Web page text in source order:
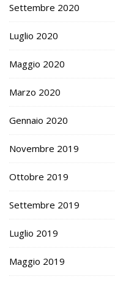
Settembre 2020
Luglio 2020
Maggio 2020
Marzo 2020
Gennaio 2020
Novembre 2019
Ottobre 2019
Settembre 2019
Luglio 2019
Maggio 2019